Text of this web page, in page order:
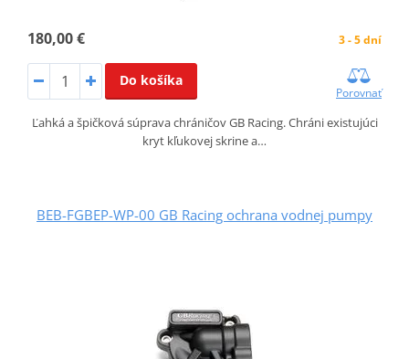
180,00 € 3 - 5 dní
Do košíka
Porovnať
Ľahká a špičková súprava chráničov GB Racing. Chráni existujúci
kryt kľukovej skrine a…
BEB-FGBEP-WP-00 GB Racing ochrana vodnej pumpy